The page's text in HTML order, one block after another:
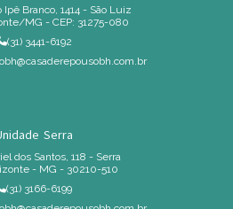
Branco, 1414 - São Luiz
MG - CEP: 31275-080
(31) 3441-6192
Serra
dos Santos, 118 - Serra
- MG - 30210-510
(31) 3166-6199